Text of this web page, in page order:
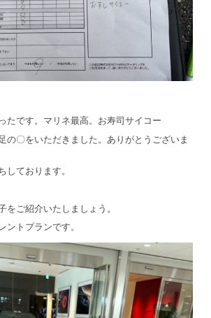
たです。マリネ最高。お寿司サイコー
の〇をいただきました。ありがとうございま
しております。
をご紹介いたしましょう。
ントプランです。